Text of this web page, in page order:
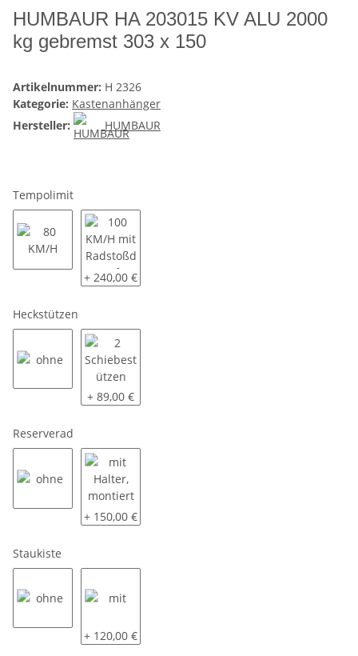
HUMBAUR HA 203015 KV ALU 2000
kg gebremst 303 x 150
Artikelnummer: H 2326
Kategorie: Kastenanhänger
Hersteller:
HUMBAUR
Tempolimit
80 KM/H100 KM/H mit Radstoßdämpfer
+ 240,00 €
Heckstützen
2 Schiebestützen
+ 89,00 €
Reserverad
mit Halter, montiert
+ 150,00 €
Staukiste
mit
+ 120,00 €